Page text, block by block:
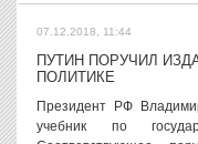
07.12.2018, 11:44
ПУТИН ПОРУЧИЛ
ПОЛИТИКЕ
Президент РФ
учебник по